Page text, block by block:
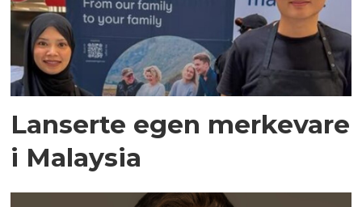
Lanserte egen merkevare
i Malaysia